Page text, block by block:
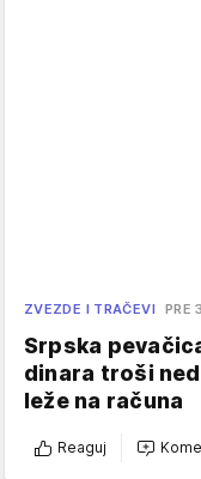
ZVEZDE I TRAČEVI PRE
Srpska
dinara troši
leže na računa
Reaguj